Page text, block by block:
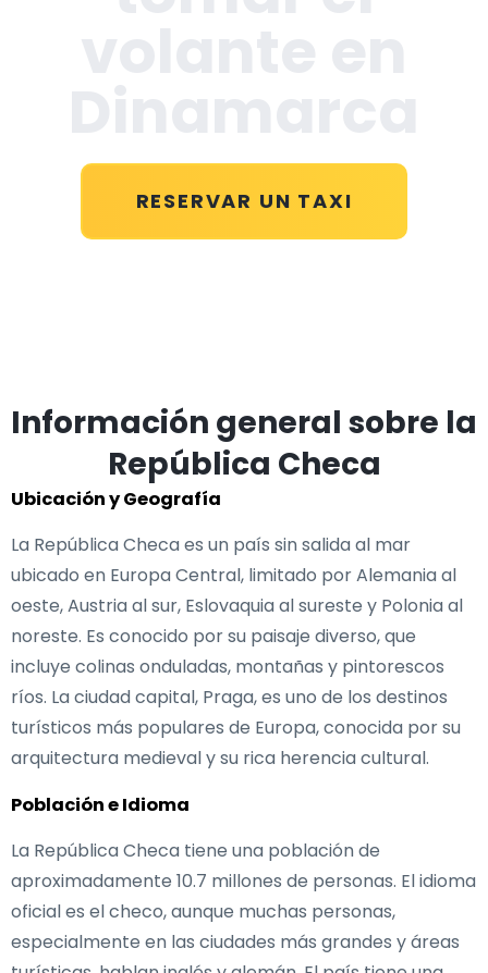
RESERVAR UN TAXI
Información general sobre la
República Checa
Ubicación y Geografía
La República Checa es un país sin salida al mar
ubicado en Europa Central, limitado por Alemania al
oeste, Austria al sur, Eslovaquia al sureste y Polonia al
noreste. Es conocido por su paisaje diverso, que
incluye colinas onduladas, montañas y pintorescos
ríos. La ciudad capital, Praga, es uno de los destinos
turísticos más populares de Europa, conocida por su
arquitectura medieval y su rica herencia cultural.
Población e Idioma
La República Checa tiene una población de
aproximadamente 10.7 millones de personas. El idioma
oficial es el checo, aunque muchas personas,
especialmente en las ciudades más grandes y áreas